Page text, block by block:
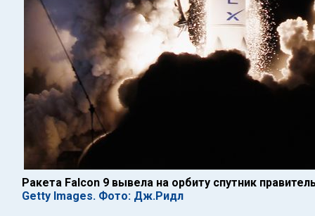
Ракета Falcon 9 вывела на орбиту спутник
Getty Images. Фото: Дж.Ридл